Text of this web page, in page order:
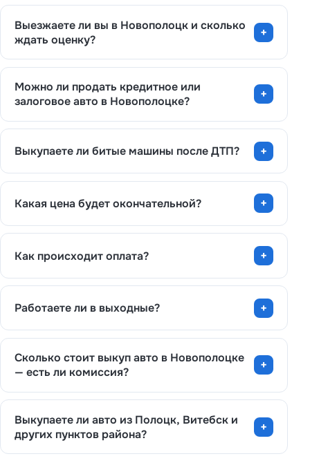
Выезжаете ли вы в Новополоцк и сколько
ждать оценку?
Можно ли продать кредитное или
залоговое авто в Новополоцке?
Выкупаете ли битые машины после ДТП?
Какая цена будет окончательной?
Как происходит оплата?
Работаете ли в выходные?
Сколько стоит выкуп авто в Новополоцке
— есть ли комиссия?
Выкупаете ли авто из Полоцк, Витебск и
других пунктов района?